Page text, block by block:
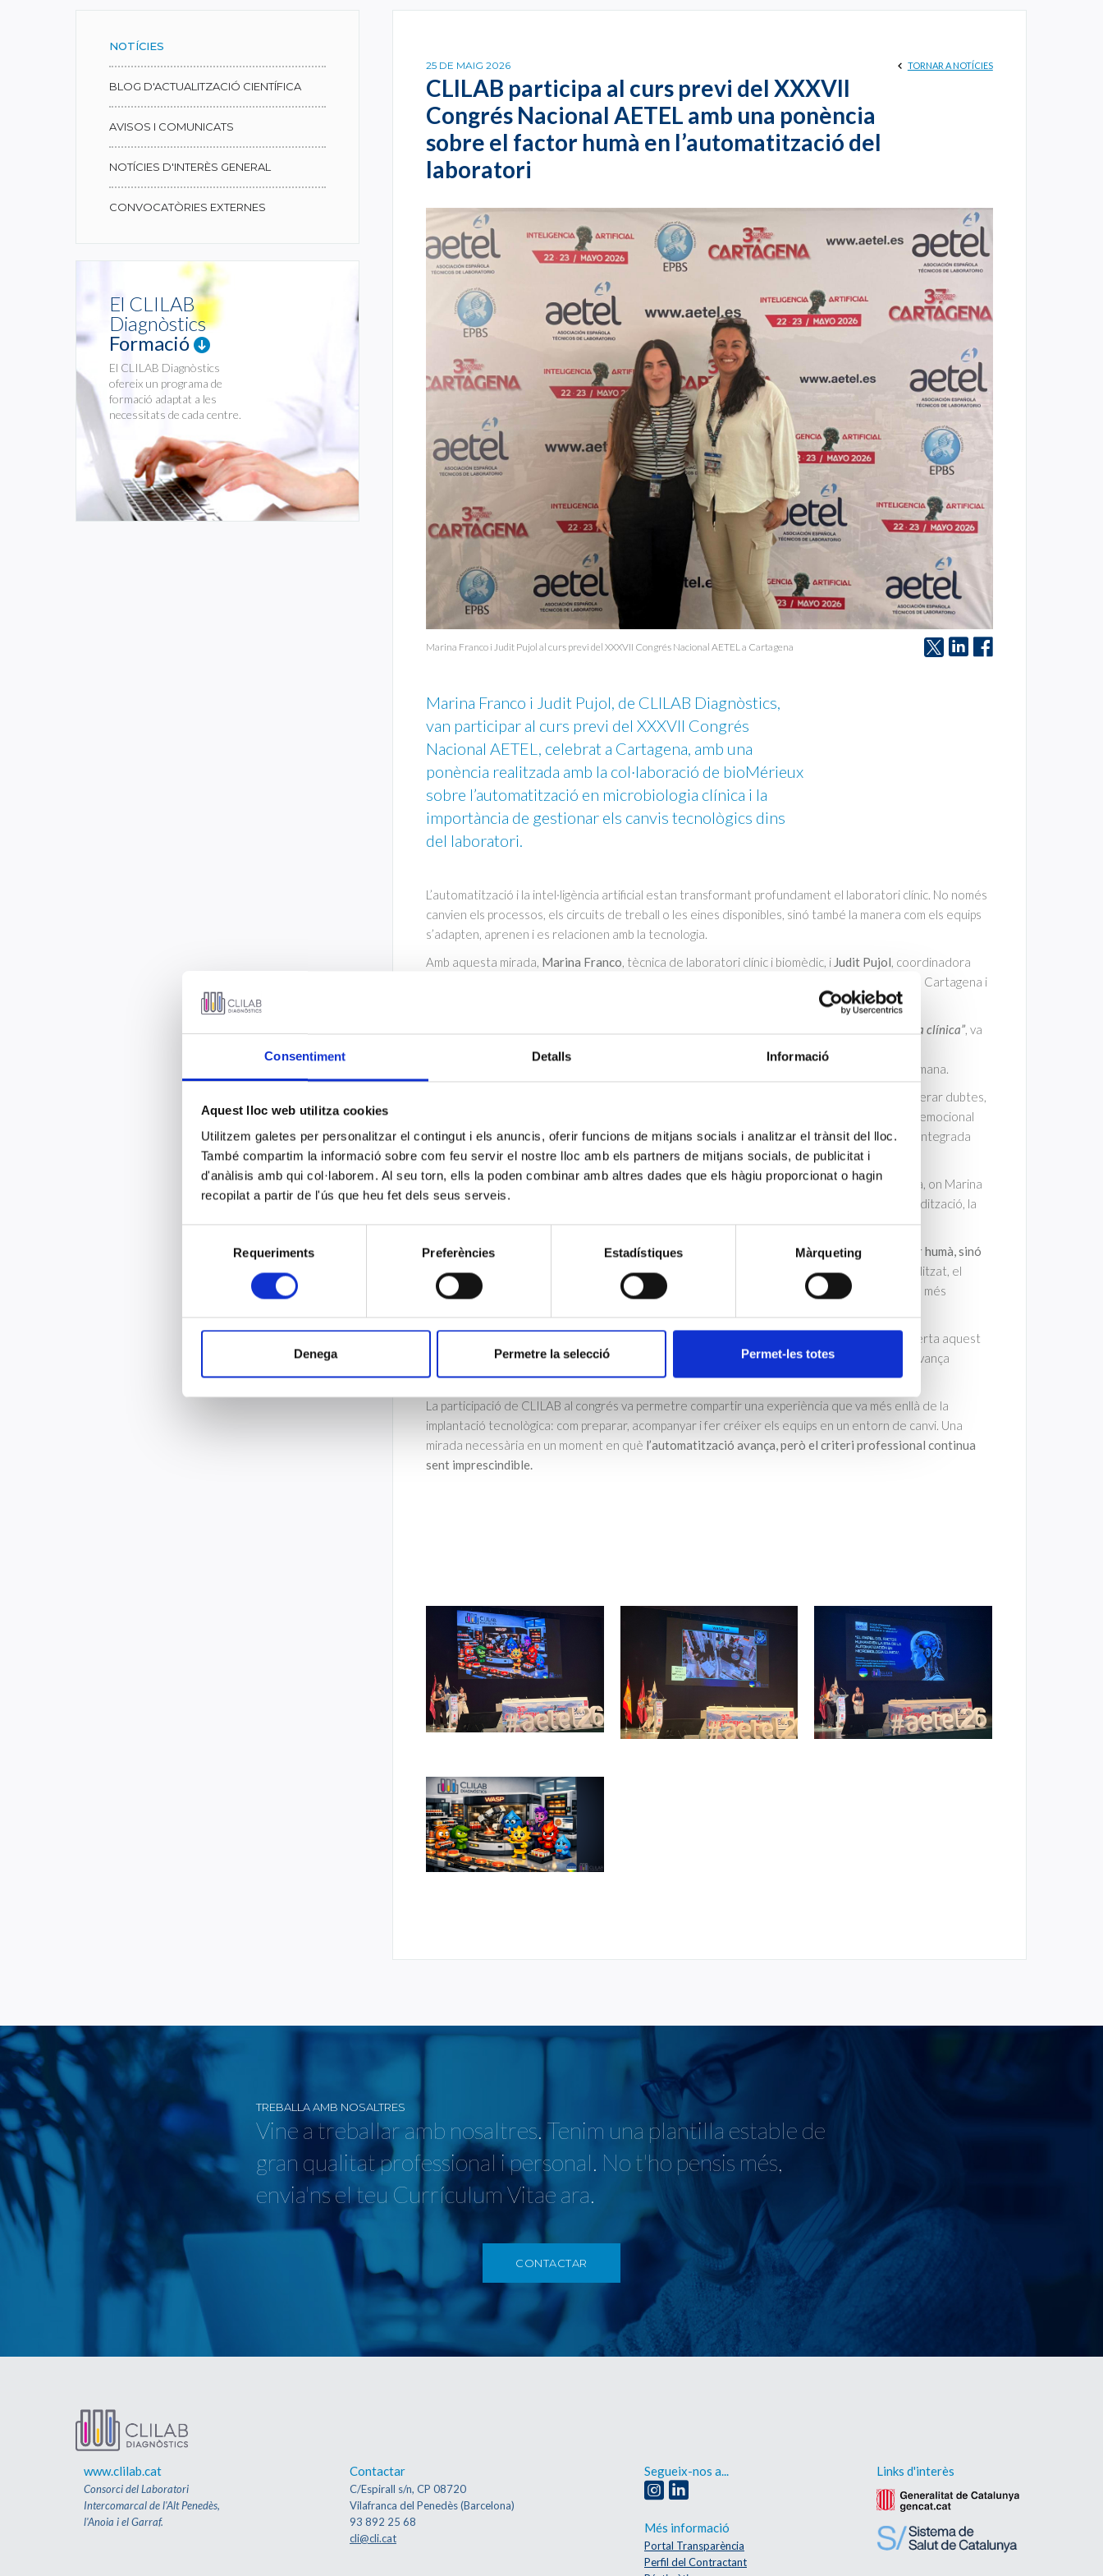
Consentiment Detalls Informació
Aquest lloc web utilitza cookies
Utilitzem galetes per personalitzar el contingut i els anuncis, oferir funcions de mitjans socials i analitzar el trànsit del lloc.
També compartim la informació sobre com feu servir el nostre lloc amb els partners de mitjans socials, de publicitat i
d'anàlisis amb qui col·laborem. Al seu torn, ells la poden combinar amb altres dades que els hàgiu proporcionat o hagin
recopilat a partir de l'ús que heu fet dels seus serveis.
Requeriments Preferències Estadístiques Màrqueting
Denega Permetre la selecció Permet-les totes
25 DE MAIG 2026
CLILAB participa al curs previ del XXXVII
Congrés Nacional AETEL amb una ponència
sobre el factor humà en l’automatització del
laboratori
TORNAR A NOTÍCIES
Marina Franco i Judit Pujol al curs previ del XXXVII Congrés Nacional AETEL a Cartagena
Marina Franco i Judit Pujol, de CLILAB Diagnòstics,
van participar al curs previ del XXXVII Congrés
Nacional AETEL, celebrat a Cartagena, amb una
ponència realitzada amb la col·laboració de bioMérieux
sobre l’automatització en microbiologia clínica i la
importància de gestionar els canvis tecnològics dins
del laboratori.
L’automatització i la intel·ligència artificial estan transformant profundament el laboratori clínic. No només
canvien els processos, els circuits de treball o les eines disponibles, sinó també la manera com els equips
s’adapten, aprenen i es relacionen amb la tecnologia.
Amb aquesta mirada, Marina Franco , tècnica de laboratori clínic i biomèdic, i Judit Pujol , coordinadora
, celebrat a Cartagena i
“El paper del factor humà en l’era de l’automatització en microbiologia clínica” , va
ser realitzada amb la col·laboració de
i va proposar una reflexió diferent: parlar
d’automatització no només des del punt de vista tècnic, sinó també des de la perspectiva humana.
Durant la sessió, es va abordar com els canvis tecnològics dins d’una organització poden generar dubtes,
resistències, expectatives i noves necessitats d’acompanyament. En aquest sentit, la gestió emocional
esdevé un element clau perquè la implantació de noves eines sigui efectiva, sostenible i ben integrada
pels equips.
La ponència també va incloure l’experiència d’automatització en l’àrea de microbiologia clínica, on Marina
Franco va explicar com aquests sistemes poden contribuir a millorar la traçabilitat, l’estandardització, la
digitalització d’imatges, la reducció d’errors i l’optimització dels fluxos de treball.
Un dels missatges principals de la intervenció va ser que
l’automatització no elimina el factor humà, sinó
que transforma el rol dels professionals del laboratori
. En un entorn cada vegada més digitalitzat, el
criteri tècnic, la supervisió, la capacitat de priorització i la millora contínua adquireixen encara més
La participació del públic i les preguntes al final de la ponència van reflectir l’interès que desperta aquest
tema en els laboratoris clínics, especialment en un moment en què la innovació tecnològica avança
ràpidament i requereix noves formes de lideratge, comunicació i adaptació.
La participació de CLILAB al congrés va permetre compartir una experiència que va més enllà de la
implantació tecnològica: com preparar, acompanyar i fer créixer els equips en un entorn de canvi. Una
mirada necessària en un moment en què l’automatització avança, però el criteri professional continua
sent imprescindible.
NOTÍCIES
BLOG D'ACTUALITZACIÓ CIENTÍFICA
AVISOS I COMUNICATS
NOTÍCIES D'INTERÈS GENERAL
CONVOCATÒRIES EXTERNES
El CLILAB
Diagnòstics
Formació
El CLILAB Diagnòstics
ofereix un programa de
formació adaptat a les
necessitats de cada centre.
TREBALLA AMB NOSALTRES
Vine a treballar amb nosaltres. Tenim una plantilla estable de
gran qualitat professional i personal. No t'ho pensis més,
envia'ns el teu Currículum Vitae ara.
CONTACTAR
www.clilab.cat
Consorci del Laboratori
Intercomarcal de l'Alt Penedès,
l'Anoia i el Garraf.
Contactar
C/Espirall s/n, CP 08720
Vilafranca del Penedès (Barcelona)
93 892 25 68
cli@cli.cat
Segueix-nos a...
Més informació
Portal Transparència
Perfil del Contractant
Links d'interès